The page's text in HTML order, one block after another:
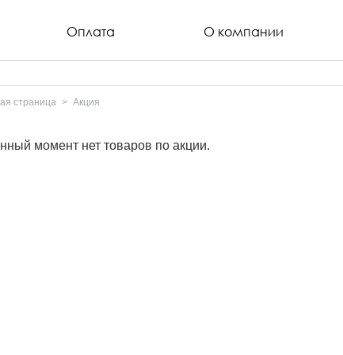
Оплата О компании
страница Акция
момент нет товаров по акции.